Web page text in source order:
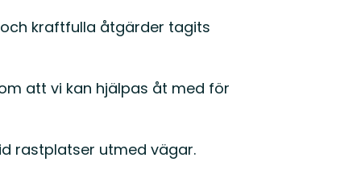
kraftfulla åtgärder tagits
att vi kan hjälpas åt med för
rastplatser utmed vägar.